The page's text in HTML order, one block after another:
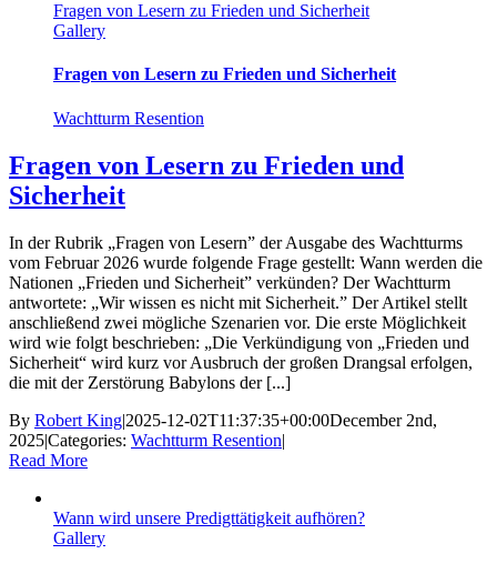
Fragen von Lesern zu Frieden und Sicherheit
Gallery
Fragen von Lesern zu Frieden und Sicherheit
Wachtturm Resention
Fragen von Lesern zu Frieden und
Sicherheit
In der Rubrik „Fragen von Lesern” der Ausgabe des Wachtturms
vom Februar 2026 wurde folgende Frage gestellt: Wann werden die
Nationen „Frieden und Sicherheit” verkünden? Der Wachtturm
antwortete: „Wir wissen es nicht mit Sicherheit.” Der Artikel stellt
anschließend zwei mögliche Szenarien vor. Die erste Möglichkeit
wird wie folgt beschrieben: „Die Verkündigung von „Frieden und
Sicherheit“ wird kurz vor Ausbruch der großen Drangsal erfolgen,
die mit der Zerstörung Babylons der [...]
By Robert King|2025-12-02T11:37:35+00:00December 2nd,
2025|Categories: Wachtturm Resention|
Read More
Wann wird unsere Predigttätigkeit aufhören?
Gallery